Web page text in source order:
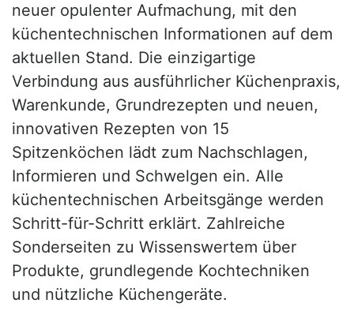
neuer opulenter Aufmachung, mit den
küchentechnischen Informationen auf dem
aktuellen Stand. Die einzigartige
Verbindung aus ausführlicher Küchenpraxis,
Warenkunde, Grundrezepten und neuen,
innovativen Rezepten von 15
Spitzenköchen lädt zum Nachschlagen,
Informieren und Schwelgen ein. Alle
küchentechnischen Arbeitsgänge werden
Schritt-für-Schritt erklärt. Zahlreiche
Sonderseiten zu Wissenswertem über
Produkte, grundlegende Kochtechniken
und nützliche Küchengeräte.